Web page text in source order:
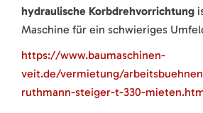
hydraulische Korbdrehvorrichtung
Maschine für ein schwieriges
https://www.baumaschinen-
veit.de/vermietung/
ruthmann-steiger-t-330-